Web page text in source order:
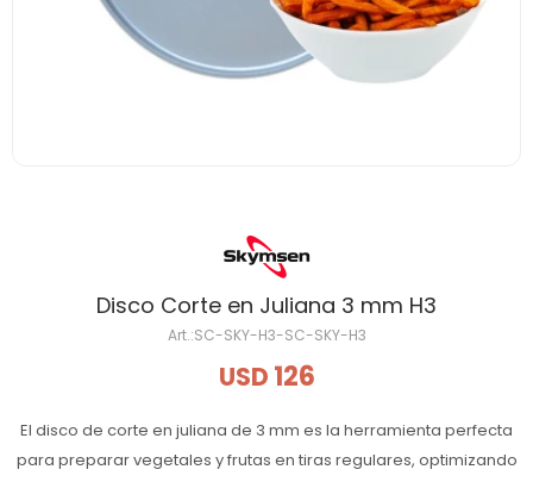
Disco Corte en Juliana 3 mm H3
SC-SKY-H3-SC-SKY-H3
USD 126
El disco de corte en juliana de 3 mm es la herramienta perfecta
para preparar vegetales y frutas en tiras regulares, optimizando